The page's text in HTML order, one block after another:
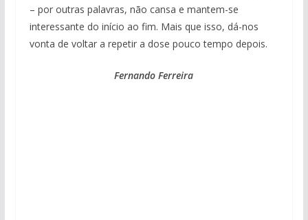
– por outras palavras, não cansa e mantem-se
interessante do início ao fim. Mais que isso, dá-nos
vonta de voltar a repetir a dose pouco tempo depois.
Fernando Ferreira